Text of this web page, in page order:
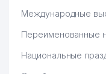
Международные
Переименованные
Национальные